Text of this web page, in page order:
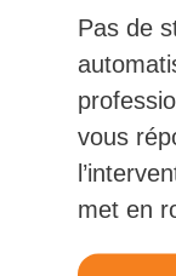
Pas de
vous
met en